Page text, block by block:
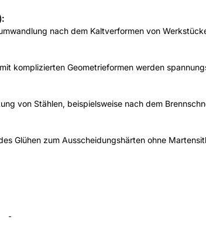
nach dem Kaltverformen von
komplizierten Geometrieformen werden
von Stählen, beispielsweise nach dem
Glühen zum Ausscheidungshärten ohne